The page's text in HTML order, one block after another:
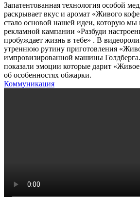
Запатентованная технология особой
раскрывает вкус и аромат «Живого
стало основой нашей идеи, которую мы
рекламной кампании «Разбуди
пробуждает жизнь в тебе» . В
утреннюю рутину приготовления
импровизированной машины
показали эмоции которые дарит «Живое
об особенностях обжарки.
Коммуникация